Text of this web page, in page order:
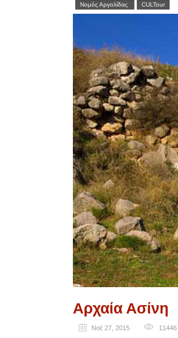
Νομός Αργολίδας CULTour
Αρχαία Ασίνη
Νοέ 27, 2015 11446